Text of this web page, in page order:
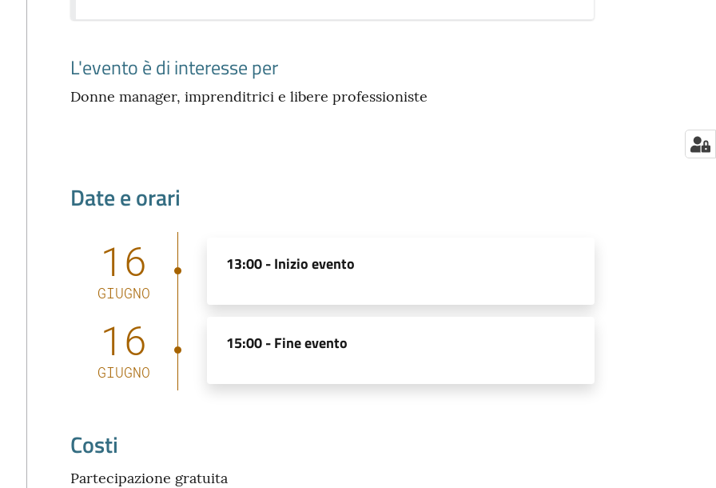
L'evento è di interesse per
Donne manager, imprenditrici e libere professioniste
Date e orari
16
GIUGNO
13:00 -Inizio evento
16
GIUGNO
15:00 -Fine evento
Costi
Partecipazione gratuita